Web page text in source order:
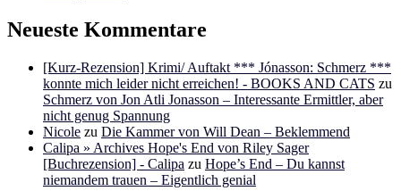
Neueste Kommentare
[Kurz-Rezension] Krimi/ Auftakt *** Jónasson: Schmerz ***
konnte mich leider nicht erreichen! - BOOKS AND CATS zu
Schmerz von Jon Atli Jonasson – Interessante Ermittler, aber
nicht genug Spannung
Nicole zu Die Kammer von Will Dean – Beklemmend
Calipa » Archives Hope's End von Riley Sager
[Buchrezension] - Calipa zu Hope’s End – Du kannst
niemandem trauen – Eigentlich genial